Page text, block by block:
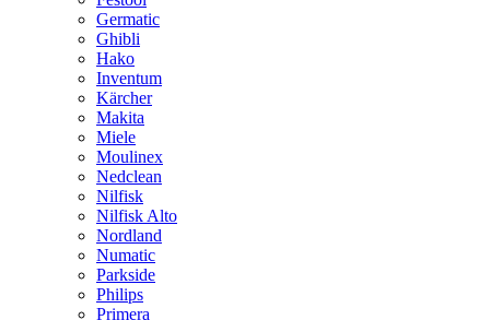
Germatic
Ghibli
Hako
Inventum
Kärcher
Makita
Miele
Moulinex
Nedclean
Nilfisk
Nilfisk Alto
Nordland
Numatic
Parkside
Philips
Primera